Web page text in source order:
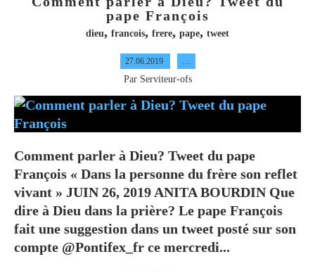
pape François
dieu, francois, frere, pape, tweet
27.06.2019 …
Par Serviteur-ofs
Comment parler à Dieu? Tweet du pape
François « Dans la personne du frère son reflet
vivant » JUIN 26, 2019 ANITA BOURDIN Que
dire à Dieu dans la prière? Le pape François
fait une suggestion dans un tweet posté sur son
compte @Pontifex_fr ce mercredi...